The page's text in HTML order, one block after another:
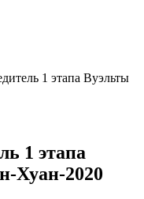
1 этапа Вуэльты
1 этапа
Хуан-2020